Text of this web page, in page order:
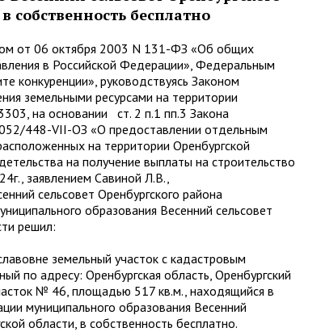
собственность бесплатно
от 06 октября 2003 N 131-ФЗ «Об общих
в Российской Федерации», Федеральным
руководствуясь Законом
земельными ресурсами на территории
на основании ст. 2 п.1 пп.3 Закона
448-VII-ОЗ «О предоставлении отдельным
на территории Оренбургской
на получение выплаты на строительство
заявлением Савиной Л.В.,
сельсовет Оренбургского района
образования Весенний сельсовет
решил:
земельный участок с кадастровым
по адресу: Оренбургская область, Оренбургский
№ 46, площадью 517 кв.м., находящийся в
муниципального образования Весенний
области, в собственность бесплатно.